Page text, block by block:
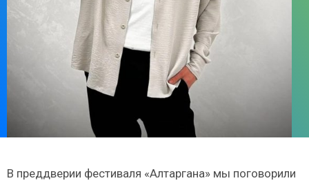
В преддверии фестиваля «Алтаргана» мы поговорили